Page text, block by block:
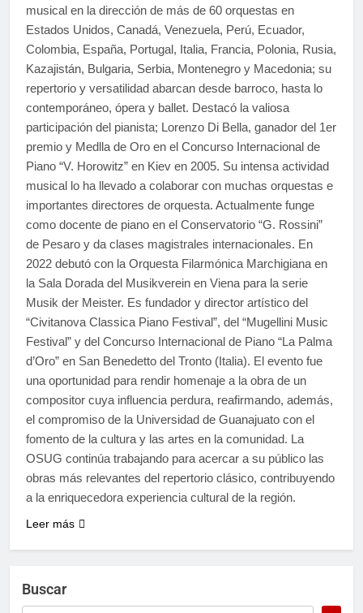
musical en la dirección de más de 60 orquestas en
Estados Unidos, Canadá, Venezuela, Perú, Ecuador,
Colombia, España, Portugal, Italia, Francia, Polonia, Rusia,
Kazajistán, Bulgaria, Serbia, Montenegro y Macedonia; su
repertorio y versatilidad abarcan desde barroco, hasta lo
contemporáneo, ópera y ballet. Destacó la valiosa
participación del pianista; Lorenzo Di Bella, ganador del 1er
premio y Medlla de Oro en el Concurso Internacional de
Piano “V. Horowitz” en Kiev en 2005. Su intensa actividad
musical lo ha llevado a colaborar con muchas orquestas e
importantes directores de orquesta. Actualmente funge
como docente de piano en el Conservatorio “G. Rossini”
de Pesaro y da clases magistrales internacionales. En
2022 debutó con la Orquesta Filarmónica Marchigiana en
la Sala Dorada del Musikverein en Viena para la serie
Musik der Meister. Es fundador y director artístico del
“Civitanova Classica Piano Festival”, del “Mugellini Music
Festival” y del Concurso Internacional de Piano “La Palma
d’Oro” en San Benedetto del Tronto (Italia). El evento fue
una oportunidad para rendir homenaje a la obra de un
compositor cuya influencia perdura, reafirmando, además,
el compromiso de la Universidad de Guanajuato con el
fomento de la cultura y las artes en la comunidad. La
OSUG continúa trabajando para acercar a su público las
obras más relevantes del repertorio clásico, contribuyendo
a la enriquecedora experiencia cultural de la región.
Leer más
Buscar